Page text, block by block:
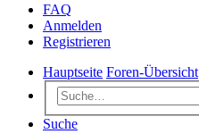
FAQ
Anmelden
Registrieren
Hauptseite Foren-Übersicht
Suche